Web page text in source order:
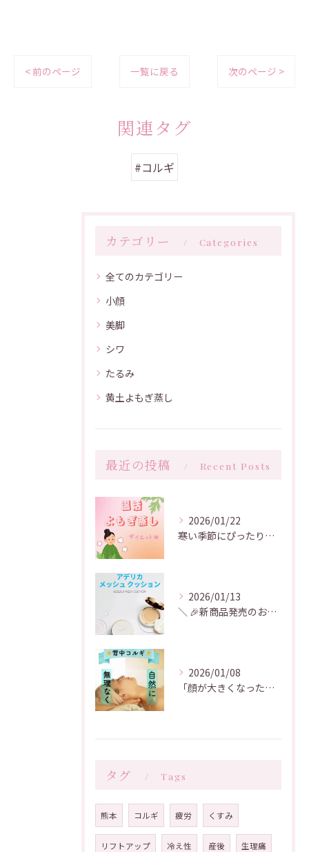
< 前のページ 一覧に戻る 次のページ >
関連タグ
#コルギ
カテゴリー Categories
全てのカテゴリー
小顔
美脚
シワ
たるみ
黄土よもぎ蒸し
最近の投稿 Recent Posts
2026/01/22
寒い季節にぴったりな温活アイテム
2026/01/13
＼ 🎉新商品発売のお知らせ🎉 ／
2026/01/08
「顔が大きくなった気がする」「むくみが取れない」「たるみ・フ...
タグ Tags
熊本 コルギ 疲労 くすみ
リフトアップ 冷え性 産後 生理痛